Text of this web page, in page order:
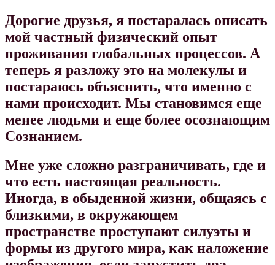
Дорогие друзья, я постаралась описать
мой частный физический опыт
проживания глобальных процессов. А
теперь я разложу это на молекулы и
постараюсь объяснить, что именно с
нами происходит. Мы становимся еще
менее людьми и еще более осознающим
Сознанием.
Мне уже сложно разграничивать, где и
что есть настоящая реальность.
Иногда, в обыденной жизни, общаясь с
близкими, в окружающем
пространстве проступают силуэты и
формы из другого мира, как наложение